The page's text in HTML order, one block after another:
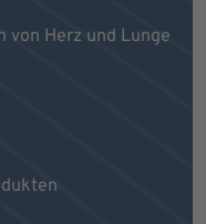
von Herz und Lunge